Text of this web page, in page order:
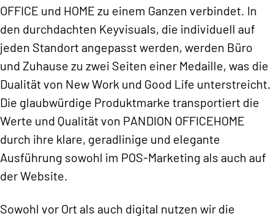
OFFICE und HOME zu einem Ganzen verbindet. In
den durchdachten Keyvisuals, die individuell auf
jeden Standort angepasst werden, werden Büro
und Zuhause zu zwei Seiten einer Medaille, was die
Dualität von New Work und Good Life unterstreicht.
Die glaubwürdige Produktmarke transportiert die
Werte und Qualität von PANDION OFFICEHOME
durch ihre klare, geradlinige und elegante
Ausführung sowohl im POS-Marketing als auch auf
der Website.
Sowohl vor Ort als auch digital nutzen wir die